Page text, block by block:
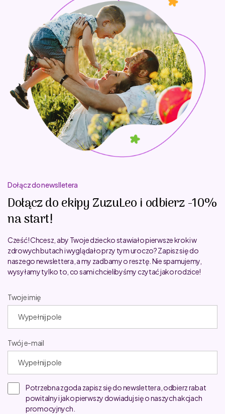
Dołącz do newslletera
Dołącz do ekipy ZuzuLeo i odbierz -10%
na start!
Cześć! Chcesz, aby Twoje dziecko stawiało pierwsze kroki w
zdrowych butach i wyglądało przy tym uroczo? Zapisz się do
naszego newslettera, a my zadbamy o resztę. Nie spamujemy,
wysyłamy tylko to, co sami chcielibyśmy czytać jako rodzice!
Twoje imię
Twój e-mail
Potrzebna zgoda zapisz się do newslettera, odbierz rabat
powitalny i jako pierwszy dowiaduj się o naszych akcjach
promocyjnych.